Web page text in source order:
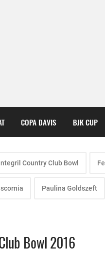
COPA DAVIS BJK CUP
Country Club Bowl
Paulina Goldszeft
Bowl 2016